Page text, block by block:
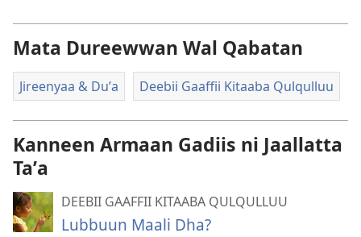
Mata Dureewwan Wal Qabatan
Jireenyaa & Duʼa Deebii Gaaffii Kitaaba Qulqulluu
Kanneen Armaan Gadiis ni Jaallatta
Taʼa
DEEBII GAAFFII KITAABA QULQULLUU
Lubbuun Maali Dha?